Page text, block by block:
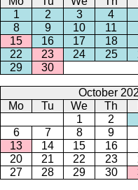
1
2 3 4
8
9 10 11
15
16 17 18
22
23 24 25
29
30
October
Mo
Tu We Th
1
2
6
7 8 9
13
14 15 16
20
21 22 23
27
28 29 30